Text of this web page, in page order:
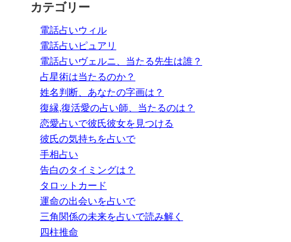
カテゴリー
電話占いウィル
電話占いピュアリ
電話占いヴェルニ、当たる先生は誰？
占星術は当たるのか？
姓名判断、あなたの字画は？
復縁,復活愛の占い師、当たるのは？
恋愛占いで彼氏彼女を見つける
彼氏の気持ちを占いで
手相占い
告白のタイミングは？
タロットカード
運命の出会いを占いで
三角関係の未来を占いで読み解く
四柱推命